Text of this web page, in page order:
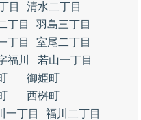
目
清水二丁目
丁目
羽島三丁目
丁目
室尾二丁目
福川
若山一丁目
御姫町
西桝町
一丁目
福川二丁目